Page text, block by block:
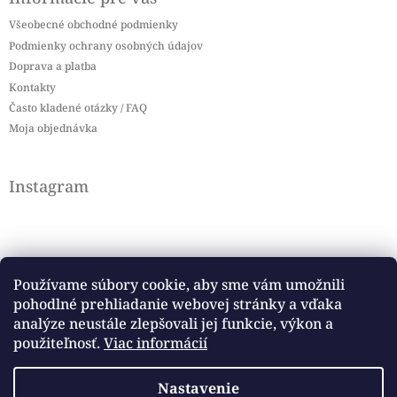
Používame súbory cookie, aby sme vám umožnili
pohodlné prehliadanie webovej stránky a vďaka
analýze neustále zlepšovali jej funkcie, výkon a
použiteľnosť. Viac informácií
Nastavenie
Všeobecné obchodné podmienky
Podmienky ochrany osobných údajov
Doprava a platba
Kontakty
Často kladené otázky / FAQ
Moja objednávka
Instagram
Sledovať na Instagrame
Facebook